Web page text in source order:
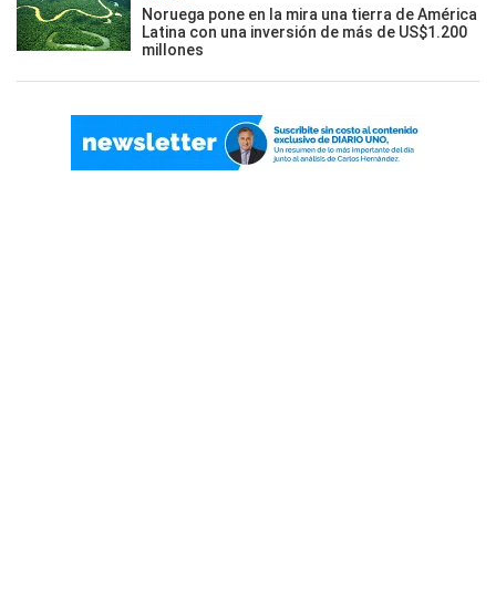
Noruega pone en la mira una tierra de América
Latina con una inversión de más de US$1.200
millones